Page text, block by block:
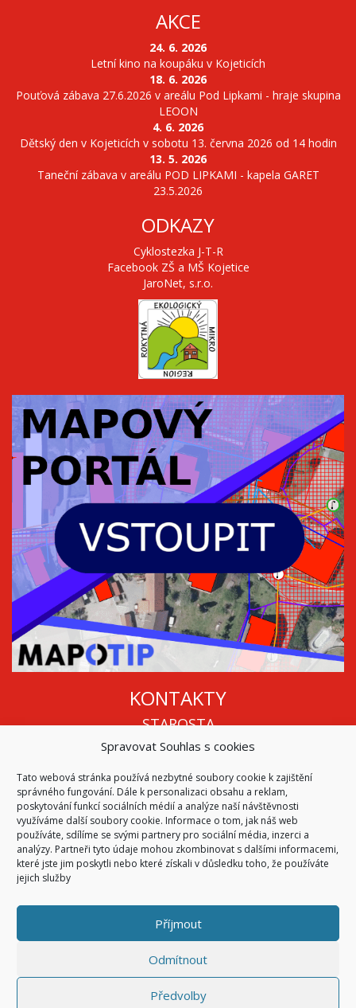
Spravovat Souhlas s cookies
Tato webová stránka používá nezbytné soubory cookie k zajištění
správného fungování. Dále k personalizaci obsahu a reklam,
poskytování funkcí sociálních médií a analýze naší návštěvnosti
využíváme další soubory cookie. Informace o tom, jak náš web
používáte, sdílíme se svými partnery pro sociální média, inzerci a
analýzy. Partneři tyto údaje mohou zkombinovat s dalšími informacemi,
které jste jim poskytli nebo které získali v důsledku toho, že používáte
jejich služby
Příjmout
Odmítnout
Předvolby
AKCE
24. 6. 2026
Letní kino na koupáku v Kojeticích
18. 6. 2026
Pouťová zábava 27.6.2026 v areálu Pod Lipkami - hraje skupina
LEOON
4. 6. 2026
Dětský den v Kojeticích v sobotu 13. června 2026 od 14 hodin
13. 5. 2026
Taneční zábava v areálu POD LIPKAMI - kapela GARET
23.5.2026
ODKAZY
Cyklostezka J-T-R
Facebook ZŠ a MŠ Kojetice
JaroNet, s.r.o.
KONTAKTY
STAROSTA
Mgr. Roman Vala
info@oukojetice.cz
ÚŘEDNÍ HODINY
Po, St: 15:30 - 16:30
Všechny kontakty | Kde nás najdete
© 2026Obec Kojetice na Moravě
Všechna práva vyhrazena
Code & Design bySymphony Digital